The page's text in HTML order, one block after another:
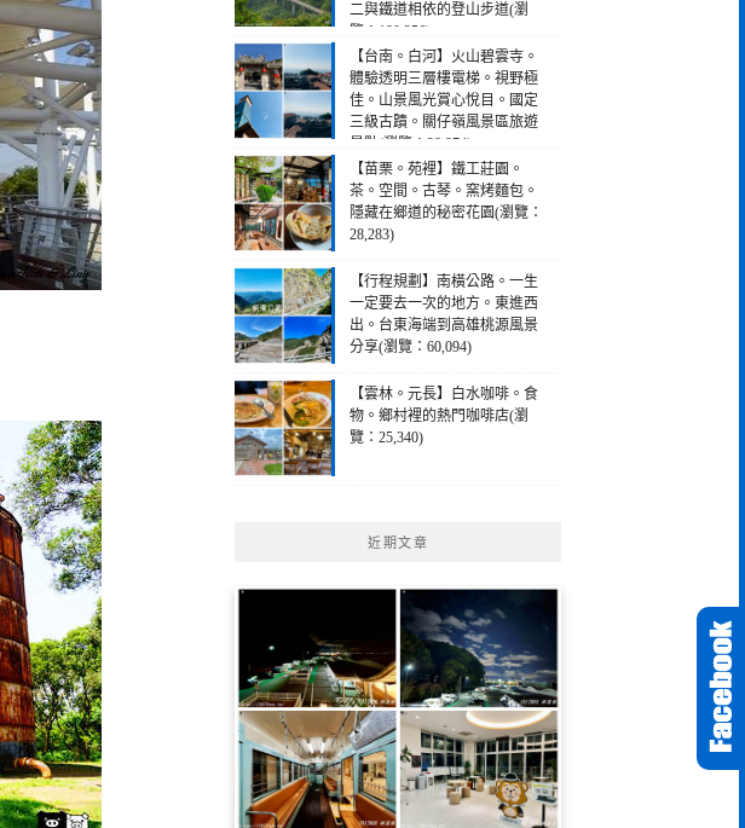
二與鐵道相依的登山步道(瀏
覽：190,256)
【台南。白河】火山碧雲寺。
體驗透明三層樓電梯。視野極
佳。山景風光賞心悅目。國定
三級古蹟。關仔嶺風景區旅遊
景點(瀏覽：28,974)
【苗栗。苑裡】鐵工莊園。
茶。空間。古琴。窯烤麵包。
隱藏在鄉道的秘密花園(瀏覽：
28,283)
【行程規劃】南橫公路。一生
一定要去一次的地方。東進西
出。台東海端到高雄桃源風景
分享(瀏覽：60,094)
【雲林。元長】白水咖啡。食
物。鄉村裡的熱門咖啡店(瀏
覽：25,340)
近期文章